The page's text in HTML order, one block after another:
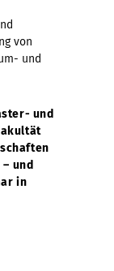
von
und
und
und
in